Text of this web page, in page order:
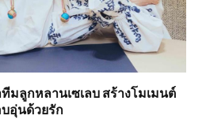
ลูกหลานเซเลบ สร้างโมเมนต์
อุ่นด้วยรัก